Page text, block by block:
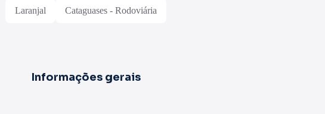
Laranjal Cataguases - Rodoviária
Informações gerais